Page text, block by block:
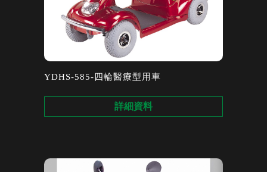
YDHS-585-四輪醫療型用車
詳細資料